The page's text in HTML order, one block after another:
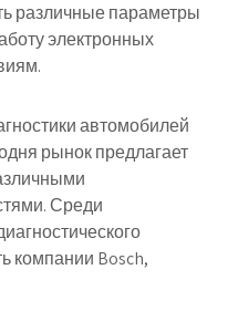
различные параметры
электронных
автомобилей
рынок предлагает
Среди
компании Bosch,